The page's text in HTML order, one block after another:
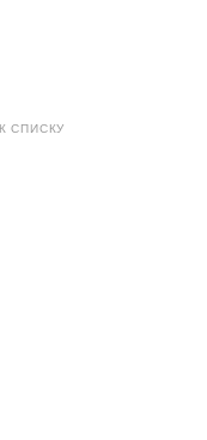
СПИСКУ